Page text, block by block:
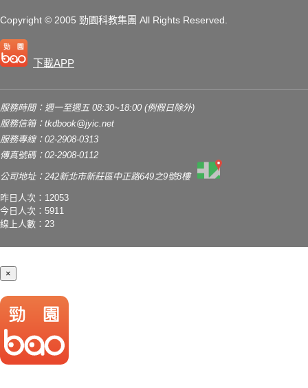
Copyright © 2005 勁園科教集團 All Rights Reserved.
下載APP
服務時間：週一至週五 08:30~18:00 (例假日除外)
服務信箱： tkdbook@jyic.net
服務專線：02-2908-0313
傳真號碼：02-2908-0112
公司地址：242新北市新莊區中正路649之9號8樓
昨日人次：12053
今日人次：5911
線上人數：23
×